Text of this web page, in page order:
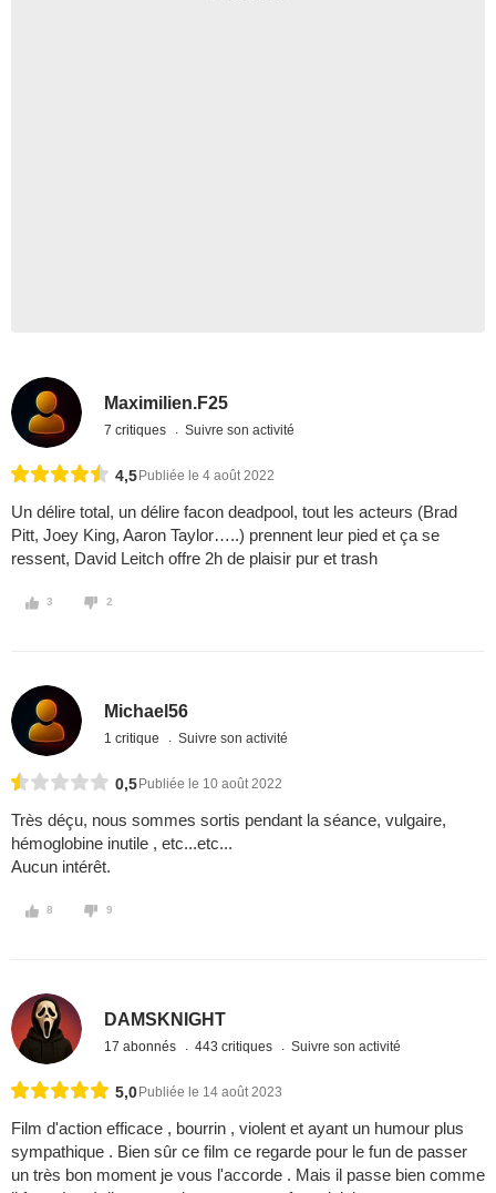
Maximilien.F25
7 critiques Suivre son activité
4,5 Publiée le 4 août 2022
Un délire total, un délire facon deadpool, tout les acteurs (Brad
Pitt, Joey King, Aaron Taylor…..) prennent leur pied et ça se
ressent, David Leitch offre 2h de plaisir pur et trash
3 2
Michael56
1 critique Suivre son activité
0,5 Publiée le 10 août 2022
Très déçu, nous sommes sortis pendant la séance, vulgaire,
hémoglobine inutile , etc...etc...
Aucun intérêt.
8 9
DAMSKNIGHT
17 abonnés 443 critiques Suivre son activité
5,0 Publiée le 14 août 2023
Film d'action efficace , bourrin , violent et ayant un humour plus
sympathique . Bien sûr ce film ce regarde pour le fun de passer
un très bon moment je vous l'accorde . Mais il passe bien comme